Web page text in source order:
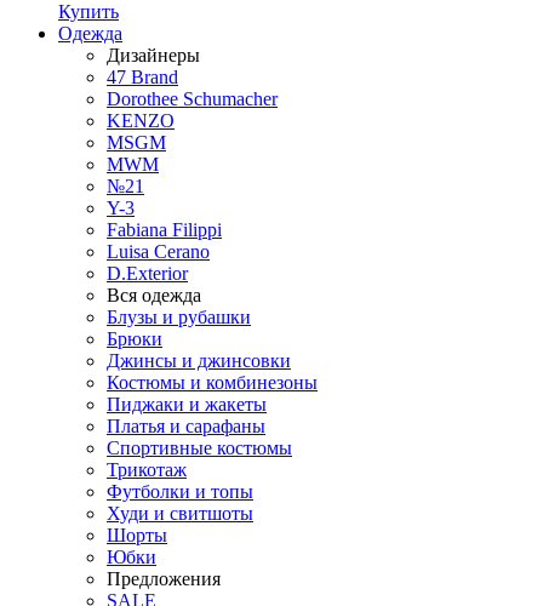
Купить
Одежда
Дизайнеры
47 Brand
Dorothee Schumacher
KENZO
MSGM
MWM
№21
Y-3
Fabiana Filippi
Luisa Cerano
D.Exterior
Вся одежда
Блузы и рубашки
Брюки
Джинсы и джинсовки
Костюмы и комбинезоны
Пиджаки и жакеты
Платья и сарафаны
Спортивные костюмы
Трикотаж
Футболки и топы
Худи и свитшоты
Шорты
Юбки
Предложения
SALE